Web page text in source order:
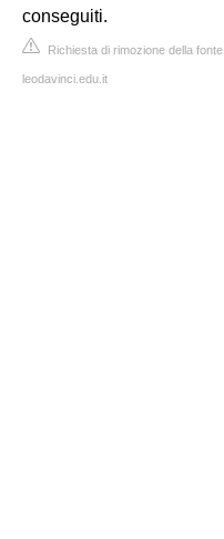
conseguiti.
Richiesta di rimozione della fonte
leodavinci.edu.it